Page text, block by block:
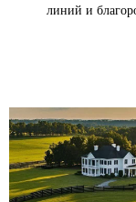
линий и
Подарочные карты
Подпишитесь на